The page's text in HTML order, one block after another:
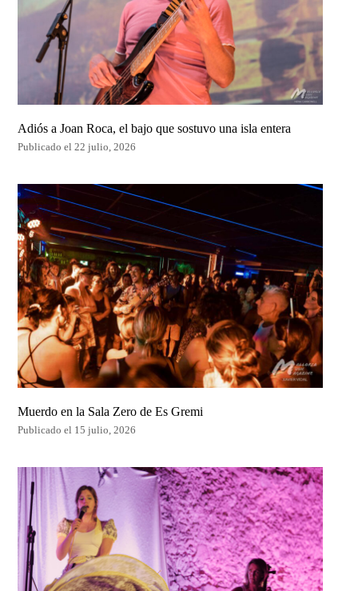
Adiós a Joan Roca, el bajo que sostuvo una isla entera
Publicado el 22 julio, 2026
Muerdo en la Sala Zero de Es Gremi
Publicado el 15 julio, 2026